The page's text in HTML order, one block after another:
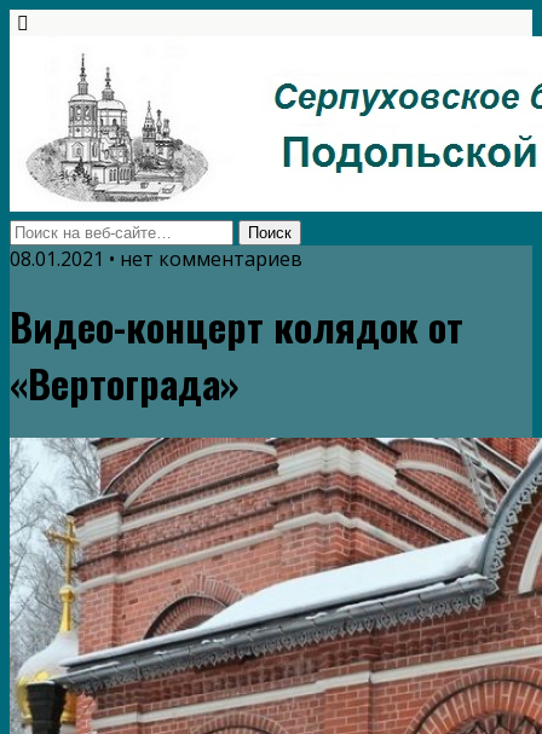
08.01.2021 • нет комментариев
Видео-концерт колядок от
«Вертограда»